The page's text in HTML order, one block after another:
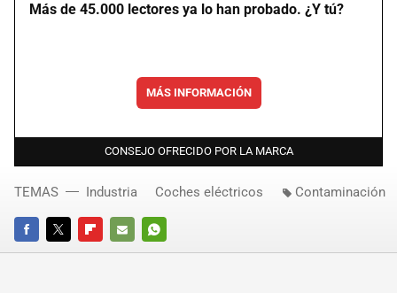
Más de 45.000 lectores ya lo han probado. ¿Y tú?
MÁS INFORMACIÓN
CONSEJO OFRECIDO POR LA MARCA
FACEBOOKTWITTERFLIPBOARD
E-
WHATSAPP
TEMAS Industria Coches eléctricos Contaminación